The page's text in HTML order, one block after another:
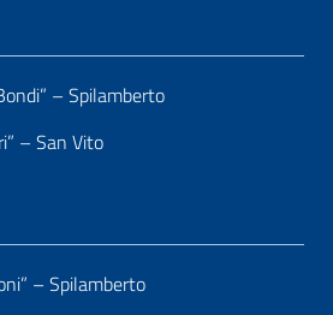
– Spilamberto
– San Vito
– Spilamberto